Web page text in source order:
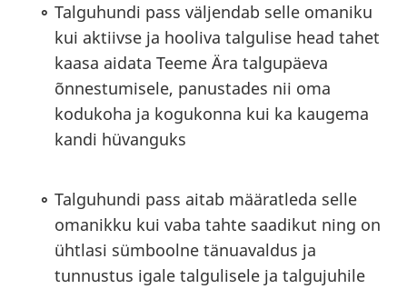
Talguhundi pass väljendab selle omaniku
kui aktiivse ja hooliva talgulise head tahet
kaasa aidata Teeme Ära talgupäeva
õnnestumisele, panustades nii oma
kodukoha ja kogukonna kui ka kaugema
kandi hüvanguks
Talguhundi pass aitab määratleda selle
omanikku kui vaba tahte saadikut ning on
ühtlasi sümboolne tänuavaldus ja
tunnustus igale talgulisele ja talgujuhile